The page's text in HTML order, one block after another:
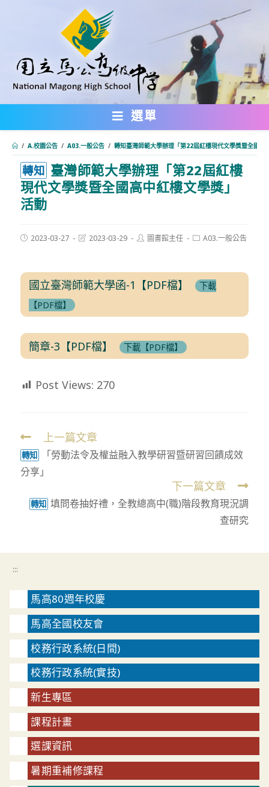
內
選單
/ A.校園公告 / A03.一般公告 / 轉知臺灣師範大學辦理「第22屆紅樓現代文學獎暨全國高
轉知 臺灣師範大學辦理「第22屆紅樓
現代文學獎暨全國高中紅樓文學獎」
活動
Post2023-03-27
Post2023-03-29
Post圖書館主任
PostA03.一般公告
國立臺灣師範大學函-1【PDF檔】
下載
【PDF檔】
簡章-3【PDF檔】 下載【PDF檔】
Post Views: 270
Read
more
articles
上一篇文章
轉知
「勞動法令及權益融入教學研習暨研習回饋成效
分享」
下一篇文章
轉知 填問卷抽好禮，全教總高中(職)階段教育現況調
查研究
:::
馬高80週年校慶
馬高全國校友會
校務行政系統(日間)
校務行政系統(實技)
新生專區
課程計畫
選課資訊
暑期重補修課程